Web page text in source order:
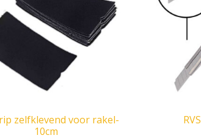
zelfklevend voor rakel-
10cm